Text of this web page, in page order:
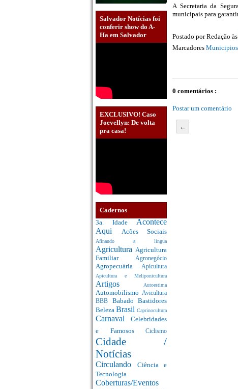
Salvador Notícias foi
conferir show do A-
Ha em Salvador
EXCLUSIVO! Caso
Joevellyn: De volta
pra casa!
Cadernos
3a. Idade Acontece
Aqui Acões Sociais
Afinando a língua
Agricultura Agricultura
Familiar Agronegócio
Agropecuária Apicultura
Apicultura e Meliponicultura
Artigos Autoestima
Automobilismo Avicultura
BBB Babado Bastidores
Beleza Brasil Caprinocultura
Carnaval Celebridades
e Famosos Ciclismo
Cidade /
Notícias
Circulando Ciência e
Tecnologia
Coberturas/Eventos
A Secretaria da
municipais para
Postado porRedação às
Marcadores Municipios
0 comentários :
Postar um comentário
←